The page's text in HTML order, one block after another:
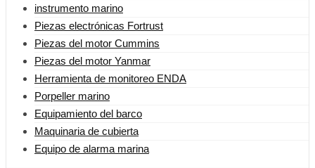
instrumento marino
Piezas electrónicas Fortrust
Piezas del motor Cummins
Piezas del motor Yanmar
Herramienta de monitoreo ENDA
Porpeller marino
Equipamiento del barco
Maquinaria de cubierta
Equipo de alarma marina